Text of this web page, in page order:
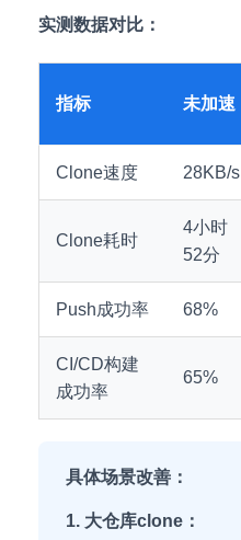
实测数据对比：
指标 未加速
Clone速度 28KB/s
Clone耗时
4小时
52分
Push成功率 68%
CI/CD构建
成功率
65%
具体场景改善：
1. 大仓库clone：